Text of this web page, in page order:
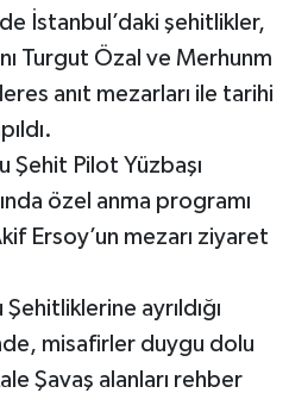
İstanbul’daki şehitlikler,
Turgut Özal ve Merhunm
anıt mezarları ile tarihi
Şehit Pilot Yüzbaşı
özel anma programı
Ersoy’un mezarı ziyaret
ayrıldığı
misafirler duygu dolu
Şavaş alanları rehber